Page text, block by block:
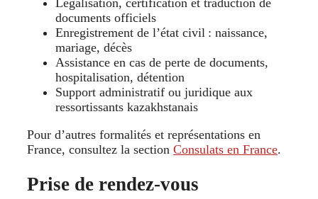
Légalisation, certification et traduction de
documents officiels
Enregistrement de l’état civil : naissance,
mariage, décès
Assistance en cas de perte de documents,
hospitalisation, détention
Support administratif ou juridique aux
ressortissants kazakhstanais
Pour d’autres formalités et représentations en
France, consultez la section Consulats en France.
Prise de rendez-vous